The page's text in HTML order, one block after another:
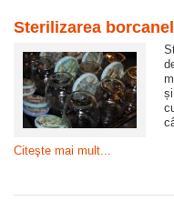
Sterilizarea
Citeşte mai mult...